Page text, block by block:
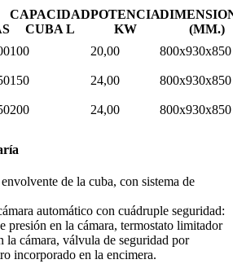
CAPACIDAD
CUBA L
POTENCIA
KW
(MM.)
100 20,00 800x930x850
150 24,00 800x930x850
200 24,00 800x930x850
de la cuba, con sistema de
automático con cuádruple seguridad:
presión en la cámara, termostato limitador
la cámara, válvula de seguridad por
incorporado en la encimera.